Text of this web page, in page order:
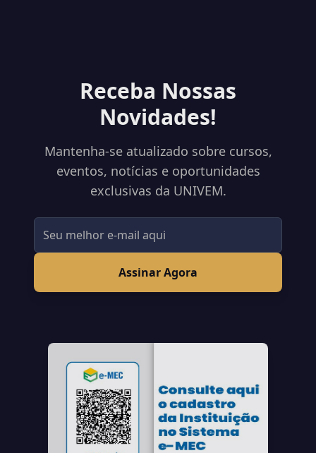
Receba Nossas
Novidades!
Mantenha-se atualizado sobre cursos,
eventos, notícias e oportunidades
exclusivas da UNIVEM.
Assinar Agora